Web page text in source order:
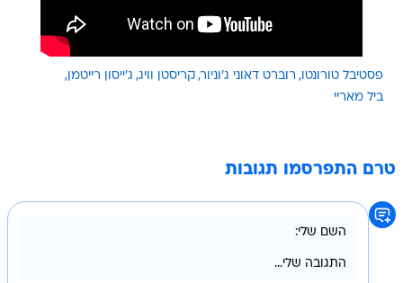
פסטיבל טורונטו רוברט דאוני ג'וניור קריסטן וויג ג'ייסון רייטמן
ביל מאריי
טרם התפרסמו תגובות